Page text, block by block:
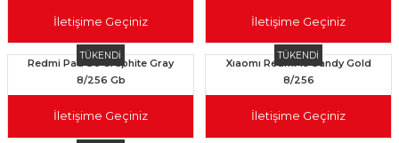
İletişime Geçiniz İletişime Geçiniz
TÜKENDİ
Redmi Pad Se Graphite Gray
8/256 Gb
İletişime Geçiniz
TÜKENDİ
Xıaomı Redmi 13 Sandy Gold
8/256
İletişime Geçiniz